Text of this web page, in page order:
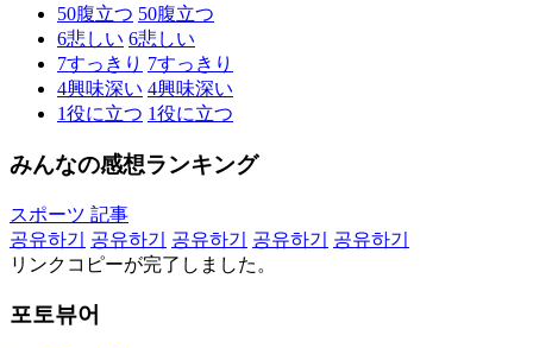
50腹立つ 50腹立つ
6悲しい 6悲しい
7すっきり 7すっきり
4興味深い 4興味深い
1役に立つ 1役に立つ
みんなの感想ランキング
スポーツ 記事
공유하기
공유하기 공유하기 공유하기
공유하기
リンクコピーが完了しました。
포토뷰어